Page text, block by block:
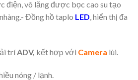
điện, vô lăng được bọc cao su tạo
Đồng hồ taplo LED, hiển thị đa
tríADV, kết hợp với Camera lùi.
nóng / lạnh.